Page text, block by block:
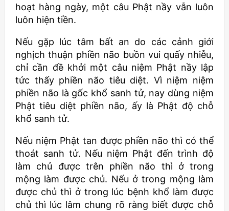
hoạt hàng ngày, một câu Phật nầy vẫn luôn
luôn hiện tiền.
Nếu gặp lúc tâm bất an do các cảnh giới
nghịch thuận phiền não buồn vui quấy nhiễu,
chỉ cần đề khởi một câu niệm Phật nầy lập
tức thấy phiền não tiêu diệt. Vì niệm niệm
phiền não là gốc khổ sanh tử, nay dùng niệm
Phật tiêu diệt phiền não, ấy là Phật độ chỗ
khổ sanh tử.
Nếu niệm Phật tan được phiền não thì có thể
thoát sanh tử. Nếu niệm Phật đến trình độ
làm chủ được trên phiền não thì ở trong
mộng làm được chủ. Nếu ở trong mộng làm
được chủ thì ở trong lúc bệnh khổ làm được
chủ thì lúc lâm chung rõ ràng biết được chỗ